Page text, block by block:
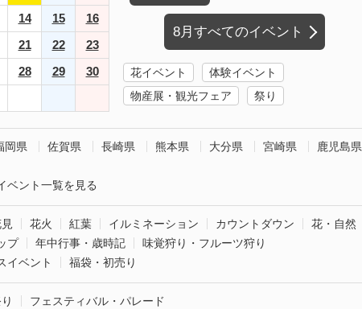
14 15
16
21 22
23
28 29
30
8月すべてのイベント
花イベント
体験イベント
物産展・観光フェア
祭り
岡県 佐賀県 長崎県 熊本県 大分県 宮崎県
鹿児島県
ベント一覧を見る
花火 紅葉 イルミネーション カウントダウン
花・自然
プ
年中行事・歳時記
味覚狩り・フルーツ狩り
イベント
福袋・初売り
フェスティバル・パレード